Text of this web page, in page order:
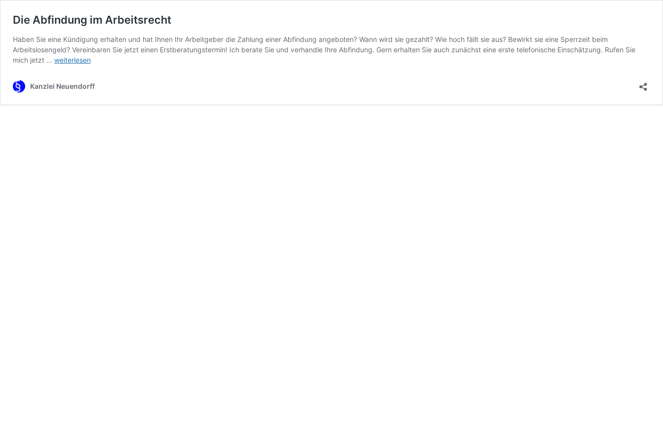
Die Abfindung im Arbeitsrecht
Haben Sie eine Kündigung erhalten und hat Ihnen Ihr Arbeitgeber die Zahlung einer Abfindung angeboten? Wann wird sie gezahlt? Wie hoch fällt sie aus? Bewirkt sie eine Sperrzeit beim
Arbeitslosengeld? Vereinbaren Sie jetzt einen Erstberatungstermin! Ich berate Sie und verhandle Ihre Abfindung. Gern erhalten Sie auch zunächst eine erste telefonische Einschätzung. Rufen Sie
mich jetzt … Die
Arbeitsrecht
weiterlesen
Kanzlei Neuendorff